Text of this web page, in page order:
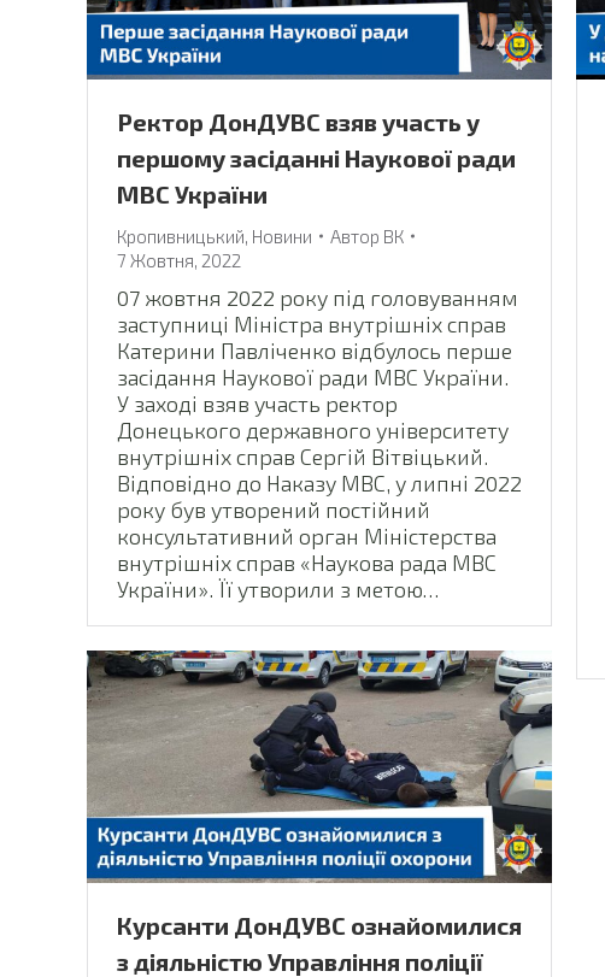
Ректор ДонДУВС взяв участь у
першому засіданні Наукової ради
МВС України
Кропивницький, Новини Автор ВК
7 Жовтня, 2022
07 жовтня 2022 року під головуванням
заступниці Міністра внутрішніх справ
Катерини Павліченко відбулось перше
засідання Наукової ради МВС України.
У заході взяв участь ректор
Донецького державного університету
внутрішніх справ Сергій Вітвіцький.
Відповідно до Наказу МВС, у липні 2022
року був утворений постійний
консультативний орган Міністерства
внутрішніх справ «Наукова рада МВС
України». Її утворили з метою…
Курсанти ДонДУВС ознайомилися
з діяльністю Управління поліції